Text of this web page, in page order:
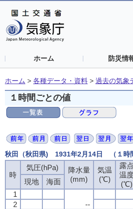
ホーム 防災情
ホーム > 各種データ・資料 > 過去の気象
１時間ごとの値
秋田（秋田県) 1931年2月14日 （１時
時
気圧(hPa)
降水量
(mm)
気温
(℃)
露点
温
(℃)
現地
海面
1
--
2